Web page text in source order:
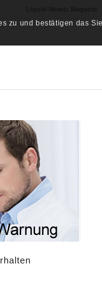
zu und bestätigen das